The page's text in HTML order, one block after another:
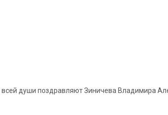
всей души поздравляют Зиничева Владимира